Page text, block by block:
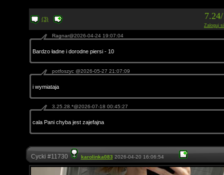
(3)
Zaloguj
Ragnar@2026-04-24 19:07:04
Bardzo ładne i dorodne piersi - 10
potfoszyc @2026-05-27 21:07:09
i wymiataja
3.25.28.*@2026-07-18 00:45:27
cala Pani chyba jest zajefajna
Cycki #11730 karolinka083 2026-04-20 16:06:54